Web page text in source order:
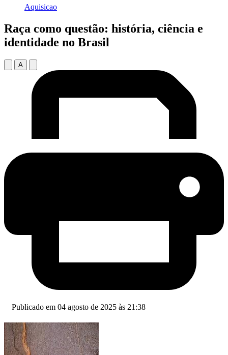
Aquisicao
Raça como questão: história, ciência e
identidade no Brasil
A
Publicado em 04 agosto de 2025 às 21:38